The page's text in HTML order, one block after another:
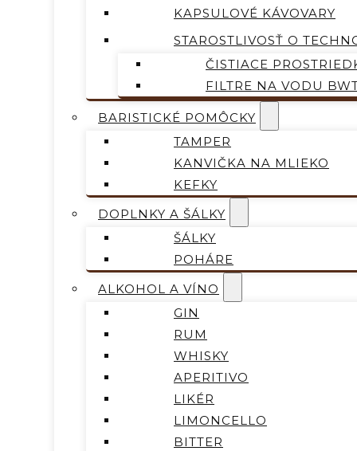
KAPSULOVÉ KÁVOVARY
STAROSTLIVOSŤ O
ČISTIACE
FILTRE NA VODU
BARISTICKÉ POMÔCKY
TAMPER
KANVIČKA NA MLIEKO
KEFKY
DOPLNKY A ŠÁLKY
ŠÁLKY
POHÁRE
ALKOHOL A VÍNO
GIN
RUM
WHISKY
APERITIVO
LIKÉR
LIMONCELLO
BITTER